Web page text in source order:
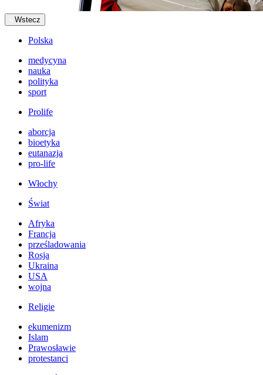
Wstecz
Polska
medycyna
nauka
polityka
sport
Prolife
aborcja
bioetyka
eutanazja
pro-life
Włochy
Świat
Afryka
Francja
prześladowania
Rosja
Ukraina
USA
wojna
Religie
ekumenizm
Islam
Prawosławie
protestanci